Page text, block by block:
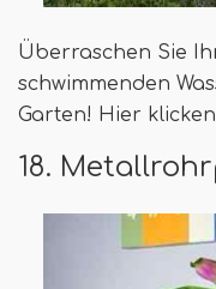
Überraschen Sie
schwimmenden
Garten! Hier
18.